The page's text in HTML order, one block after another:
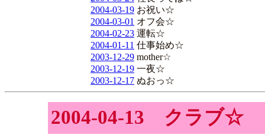
2004-03-19 お祝い☆
2004-03-01 オフ会☆
2004-02-23 運転☆
2004-01-11 仕事始め☆
2003-12-29 mother☆
2003-12-19 一夜☆
2003-12-17 ぬおっ☆
2004-04-13 クラブ☆